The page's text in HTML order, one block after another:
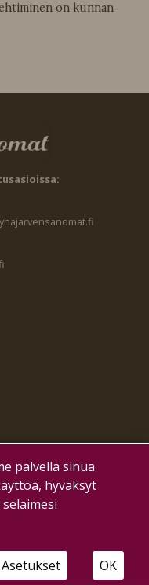
on kunnan
palvella sinua
hyväksyt
Asetukset OK